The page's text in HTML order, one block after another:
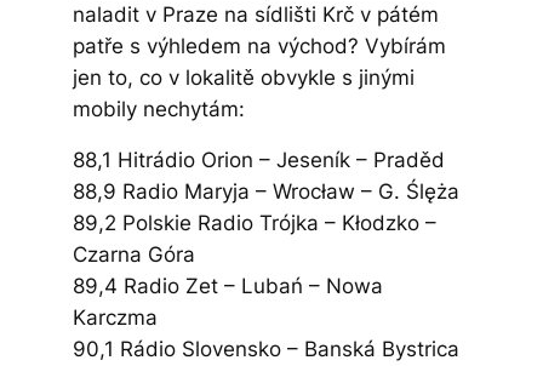
naladit v Praze na sídlišti Krč v pátém
patře s výhledem na východ? Vybírám
jen to, co v lokalitě obvykle s jinými
mobily nechytám:
88,1 Hitrádio Orion – Jeseník – Praděd
88,9 Radio Maryja – Wrocław – G. Ślęża
89,2 Polskie Radio Trójka – Kłodzko –
Czarna Góra
89,4 Radio Zet – Lubań – Nowa
Karczma
90,1 Rádio Slovensko – Banská Bystrica